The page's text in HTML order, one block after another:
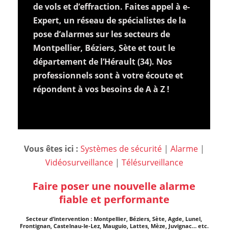
de vols et d’effraction. Faites appel à e-
Expert, un réseau de spécialistes de la
pose d’alarmes sur les secteurs de
Montpellier, Béziers, Sète et tout le
département de l’Hérault (34). Nos
professionnels sont à votre écoute et
répondent à vos besoins de A à Z !
Vous êtes ici : Systèmes de sécurité| Alarme|
Vidéosurveillance| Télésurveillance
Faire poser une nouvelle alarme
fiable et performante
Secteur d’intervention : Montpellier, Béziers, Sète, Agde, Lunel,
Frontignan, Castelnau-le-Lez, Mauguio, Lattes, Mèze, Juvignac… etc.